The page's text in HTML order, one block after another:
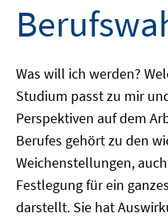
Was will ich werden?
Studium passt zu mir
Perspektiven auf dem
Berufes gehört zu den
Weichenstellungen,
Festlegung für ein
darstellt. Sie hat